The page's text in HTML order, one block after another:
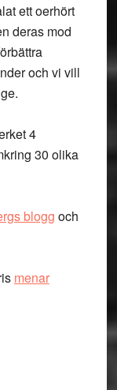
ett oerhört
deras mod
och vi vill
4
30 olika
blogg och
menar